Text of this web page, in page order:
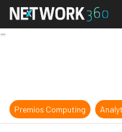
La
Premios Computing